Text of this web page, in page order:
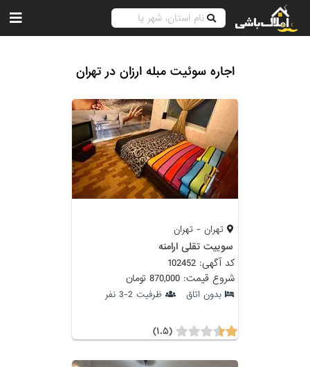
اجاره سوئیت مبله ارزان در تهران
تهران - تهران
سوییت تقلی ارامنه
کد آگهی: 102452
شروع قیمت: 870,000 تومان
بدون اتاق ظرفیت 2-3 نفر
(۱.۵)